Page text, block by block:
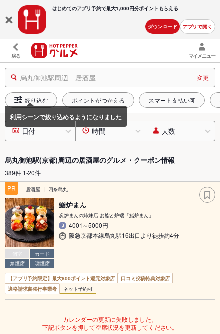
はじめてのアプリ予約で最大1,000円分ポイントもらえる
ダウンロード アプリで開く
戻る マイメニュー
烏丸御池駅周辺 居酒屋 変更
絞り込む ポイントがつかえる スマート支払い可
日付 時間 人数
烏丸御池駅(京都)周辺の居酒屋のグルメ・クーポン情報
389件 1-20件
PR
居酒屋 四条烏丸
個室
カード
禁煙席
喫煙席
鮨炉まん
炭炉まんの姉妹店 お鮨と炉端「鮨炉まん」
4001～5000円
阪急京都本線烏丸駅16出口より徒歩約4分
【アプリ予約限定】最大800ポイント還元対象店
口コミ投稿特典対象店
適格請求書発行事業者
ネット予約可
カレンダーの更新に失敗しました。
下記ボタンを押して空席状況を更新してください。